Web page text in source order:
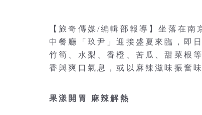
【旅奇傳媒/編輯部報導】坐落在
中餐廳「玖尹」迎接盛夏來臨，即
竹筍、水梨、香橙、苦瓜、甜菜根
香與爽口氣息，或以麻辣滋味振奮
果漾開胃 麻辣解熱